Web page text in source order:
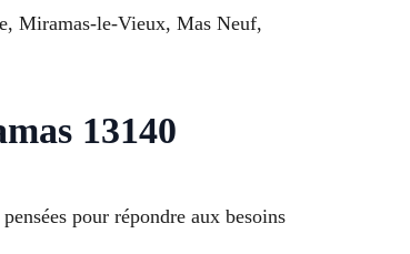
Miramas-le-Vieux, Mas Neuf,
13140
pour répondre aux besoins